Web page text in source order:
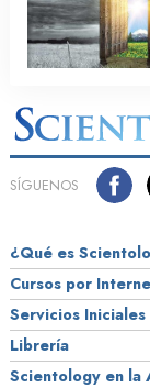
SÍGUENOS
¿Qué es
Cursos por
Servicios Iniciales
Librería
Scientology en la